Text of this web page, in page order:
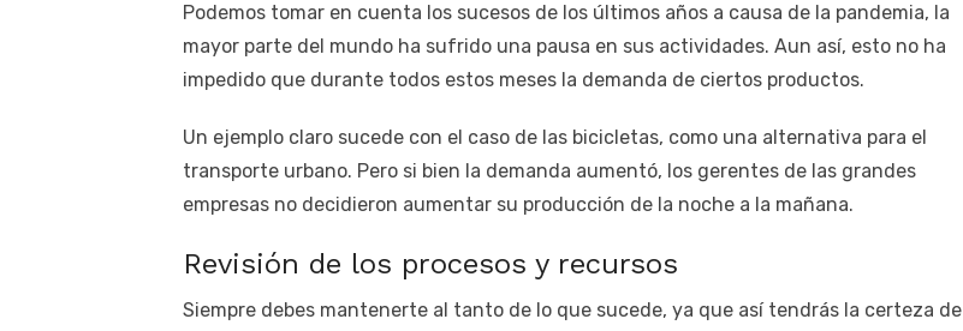
Podemos tomar en cuenta los sucesos de los últimos años a causa de la pandemia, la
mayor parte del mundo ha sufrido una pausa en sus actividades. Aun así, esto no ha
impedido que durante todos estos meses la demanda de ciertos productos.
Un ejemplo claro sucede con el caso de las bicicletas, como una alternativa para el
transporte urbano. Pero si bien la demanda aumentó, los gerentes de las grandes
empresas no decidieron aumentar su producción de la noche a la mañana.
Revisión de los procesos y recursos
Siempre debes mantenerte al tanto de lo que sucede, ya que así tendrás la certeza de